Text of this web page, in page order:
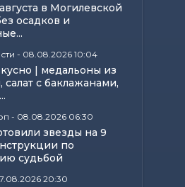
в Могилевской
осадков и
- 08.08.2026 10:04
| медальоны из
салат с баклажанами,
- 08.08.2026 06:30
звезды на 9
по
судьбой
20:30